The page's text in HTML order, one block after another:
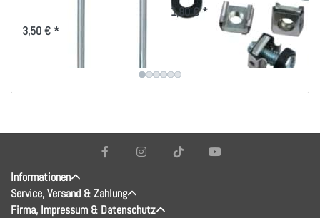
3,50 € *
1,80 € *
Informationen
Service, Versand & Zahlung
Firma, Impressum & Datenschutz